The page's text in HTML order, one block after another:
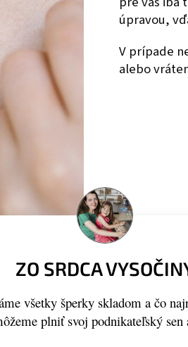
úpravou,
V prípade
alebo
ZO SRDCA
všetky šperky skladom a čo
plniť svoj podnikateľský